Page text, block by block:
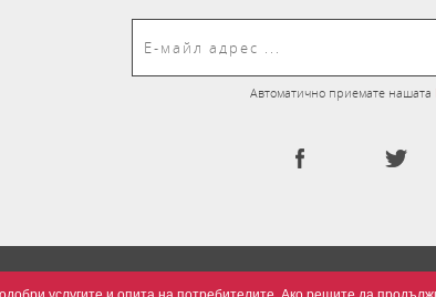
Автоматично приемате нашата